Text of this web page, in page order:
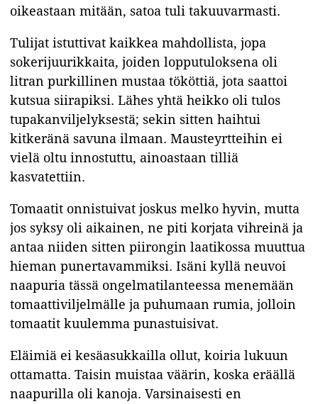
oikeastaan mitään, satoa tuli takuuvarmasti.
Tulijat istuttivat kaikkea mahdollista, jopa
sokerijuurikkaita, joiden lopputuloksena oli
litran purkillinen mustaa tököttiä, jota saattoi
kutsua siirapiksi. Lähes yhtä heikko oli tulos
tupakanviljelyksestä; sekin sitten haihtui
kitkeränä savuna ilmaan. Mausteyrtteihin ei
vielä oltu innostuttu, ainoastaan tilliä
kasvatettiin.
Tomaatit onnistuivat joskus melko hyvin, mutta
jos syksy oli aikainen, ne piti korjata vihreinä ja
antaa niiden sitten piirongin laatikossa muuttua
hieman punertavammiksi. Isäni kyllä neuvoi
naapuria tässä ongelmatilanteessa menemään
tomaattiviljelmälle ja puhumaan rumia, jolloin
tomaatit kuulemma punastuisivat.
Eläimiä ei kesäasukkailla ollut, koiria lukuun
ottamatta. Taisin muistaa väärin, koska eräällä
naapurilla oli kanoja. Varsinaisesti en